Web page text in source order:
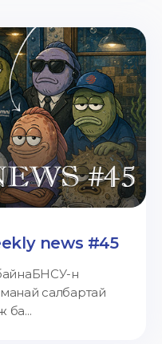
news #45
н
салбартай
ба...